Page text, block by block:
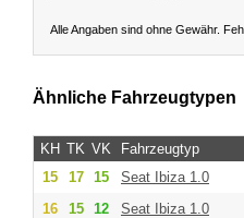
Alle Angaben sind ohne Gewähr.
Ähnliche Fahrzeugtypen
KH TK VK Fahrzeugtyp
15
17 15 Seat Ibiza 1.0
16
15 12 Seat Ibiza 1.0